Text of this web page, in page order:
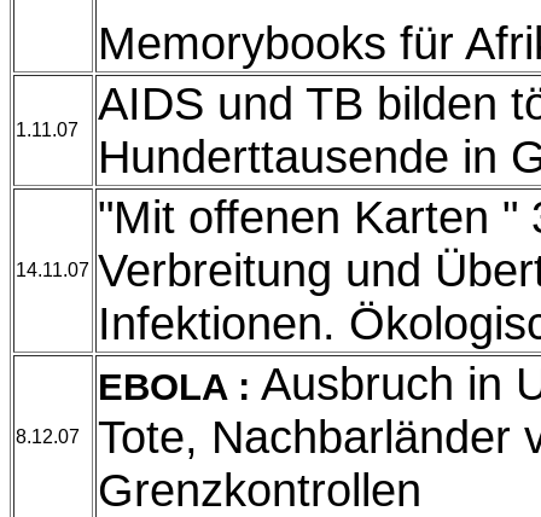
Memorybooks für
1.11.07
AIDS und TB bilden
Hunderttausende in
14.11.07
"Mit offenen Karten "
Verbreitung und
Infektionen.
8.12.07
EBOLA : Ausbruch in
Tote, Nachbarländer
Grenzkontrollen